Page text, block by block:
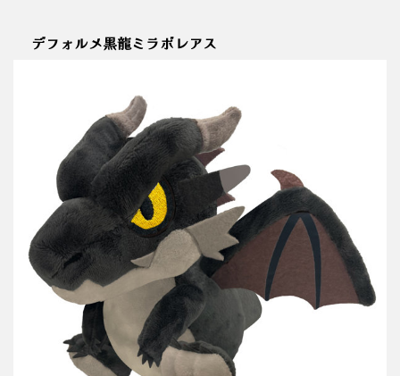
デフォルメ黒龍ミラボレアス